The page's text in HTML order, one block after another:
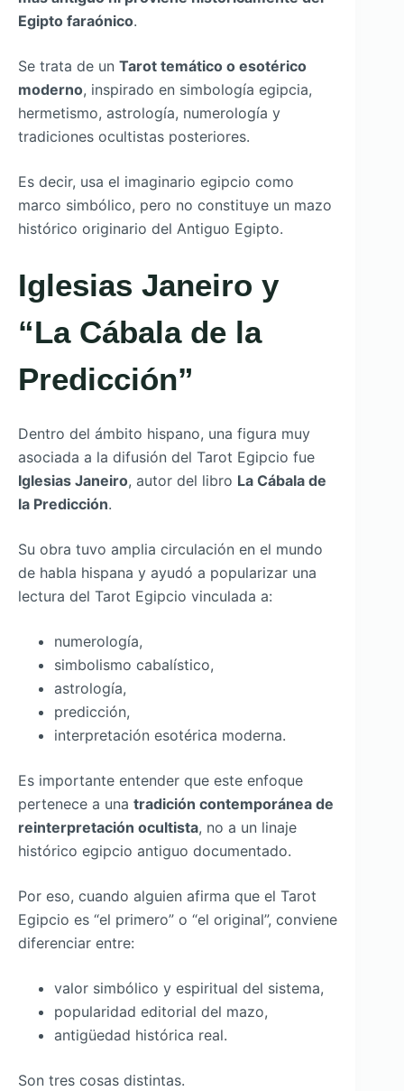
Egipto faraónico.
Se trata de un Tarot temático o esotérico
moderno, inspirado en simbología egipcia,
hermetismo, astrología, numerología y
tradiciones ocultistas posteriores.
Es decir, usa el imaginario egipcio como
marco simbólico, pero no constituye un mazo
histórico originario del Antiguo Egipto.
Iglesias Janeiro y
“La Cábala de la
Predicción”
Dentro del ámbito hispano, una figura muy
asociada a la difusión del Tarot Egipcio fue
Iglesias Janeiro, autor del libro La Cábala de
la Predicción.
Su obra tuvo amplia circulación en el mundo
de habla hispana y ayudó a popularizar una
lectura del Tarot Egipcio vinculada a:
numerología,
simbolismo cabalístico,
astrología,
predicción,
interpretación esotérica moderna.
Es importante entender que este enfoque
pertenece a una tradición contemporánea de
reinterpretación ocultista, no a un linaje
histórico egipcio antiguo documentado.
Por eso, cuando alguien afirma que el Tarot
Egipcio es “el primero” o “el original”, conviene
diferenciar entre:
valor simbólico y espiritual del sistema,
popularidad editorial del mazo,
antigüedad histórica real.
Son tres cosas distintas.